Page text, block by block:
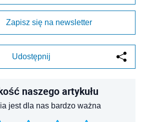
Zapisz się na newsletter
Udostępnij
naszego artykułu
jest dla nas bardzo ważna